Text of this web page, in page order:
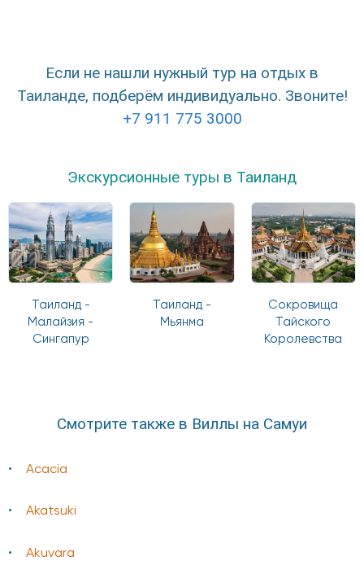
Если не нашли нужный тур на отдых в
Таиланде, подберём индивидуально. Звоните!
+7 911 775 3000
Экскурсионные туры в Таиланд
Таиланд -
Малайзия -
Сингапур
Таиланд -
Мьянма
Сокровища
Тайского
Королевства
Смотрите также в Виллы на Самуи
Acacia
Akatsuki
Akuvara